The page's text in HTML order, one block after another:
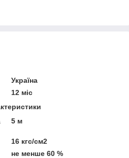
Україна
12 міс
5 м
16 кгс/см2
не менше 60 %